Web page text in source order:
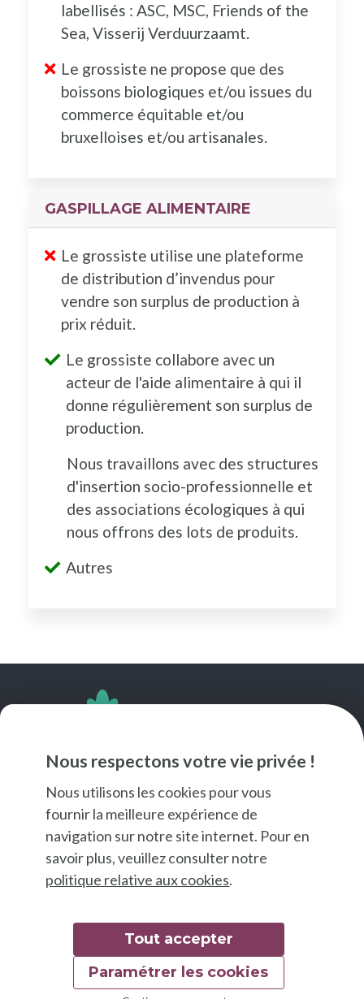
Nous respectons votre vie privée !
Nous utilisons les cookies pour vous
fournir la meilleure expérience de
navigation sur notre site internet. Pour en
savoir plus, veuillez consulter notre
politique relative aux cookies.
Tout accepter
Paramétrer les cookies
labellisés : ASC, MSC, Friends of the
Sea, Visserij Verduurzaamt.
Le grossiste ne propose que des
boissons biologiques et/ou issues du
commerce équitable et/ou
bruxelloises et/ou artisanales.
GASPILLAGE ALIMENTAIRE
Le grossiste utilise une plateforme
de distribution d’invendus pour
vendre son surplus de production à
prix réduit.
Le grossiste collabore avec un
acteur de l'aide alimentaire à qui il
donne régulièrement son surplus de
production.
Nous travaillons avec des structures
d'insertion socio-professionnelle et
des associations écologiques à qui
nous offrons des lots de produits.
Autres
© 2026 Good Food